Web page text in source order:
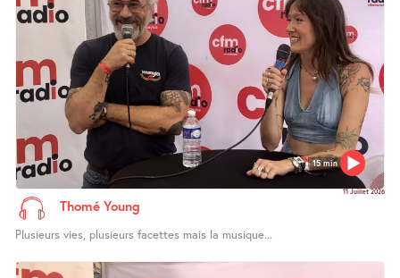
15 min
11 Juillet 2026
Thomé Young
Plusieurs vies, plusieurs facettes mais la musique...